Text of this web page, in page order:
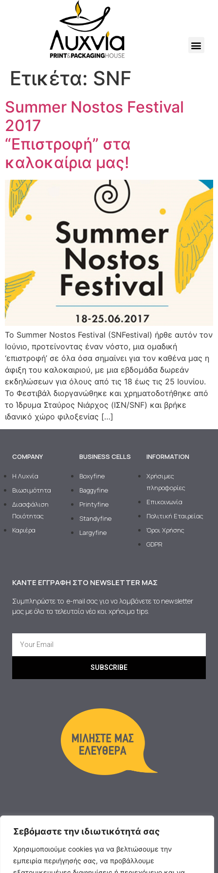
Σεβόμαστε την ιδιωτικότητά σας
Χρησιμοποιούμε cookies για να βελτιώσουμε την
εμπειρία περιήγησής σας, να προβάλλουμε
Ετικέτα: SNF
Summer Nostos Festival
2017
“Επιστροφή” στα
καλοκαίρια μας!
To Summer Nostos Festival (SNFestival) ήρθε αυτόν τον
Ιούνιο, προτείνοντας έναν νόστο, μια ομαδική
‘επιστροφή’ σε όλα όσα σημαίνει για τον καθένα μας η
άφιξη του καλοκαιριού, με μια εβδομάδα δωρεάν
εκδηλώσεων για όλους από τις 18 έως τις 25 Ιουνίου.
Το Φεστιβάλ διοργανώθηκε και χρηματοδοτήθηκε από
το Ίδρυμα Σταύρος Νιάρχος (ΙΣΝ/SNF) και βρήκε
ιδανικό χώρο φιλοξενίας […]
COMPANY
H Λυχνία
Βιωσιμότητα
Διασφάλιση
Ποιότητας
Καριέρα
BUSINESS CELLS
Boxyfine
Baggyfine
Printyfine
Standyfine
Largyfine
INFORMATION
Χρήσιμες
πληροφορίες
Επικοινωνία
Πολιτική Εταιρείας
Όροι Χρήσης
GDPR
ΚΆΝΤΕ ΕΓΓΡΑΦΉ ΣΤΟ NEWSLETTER ΜΑΣ
Συμπληρώστε το e-mail σας για να λαμβάνετε το newsletter
μας με όλα τα τελευταία νέα και χρήσιμα tips.
SUBSCRIBE